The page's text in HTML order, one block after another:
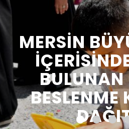
MERSİN
BESLENME